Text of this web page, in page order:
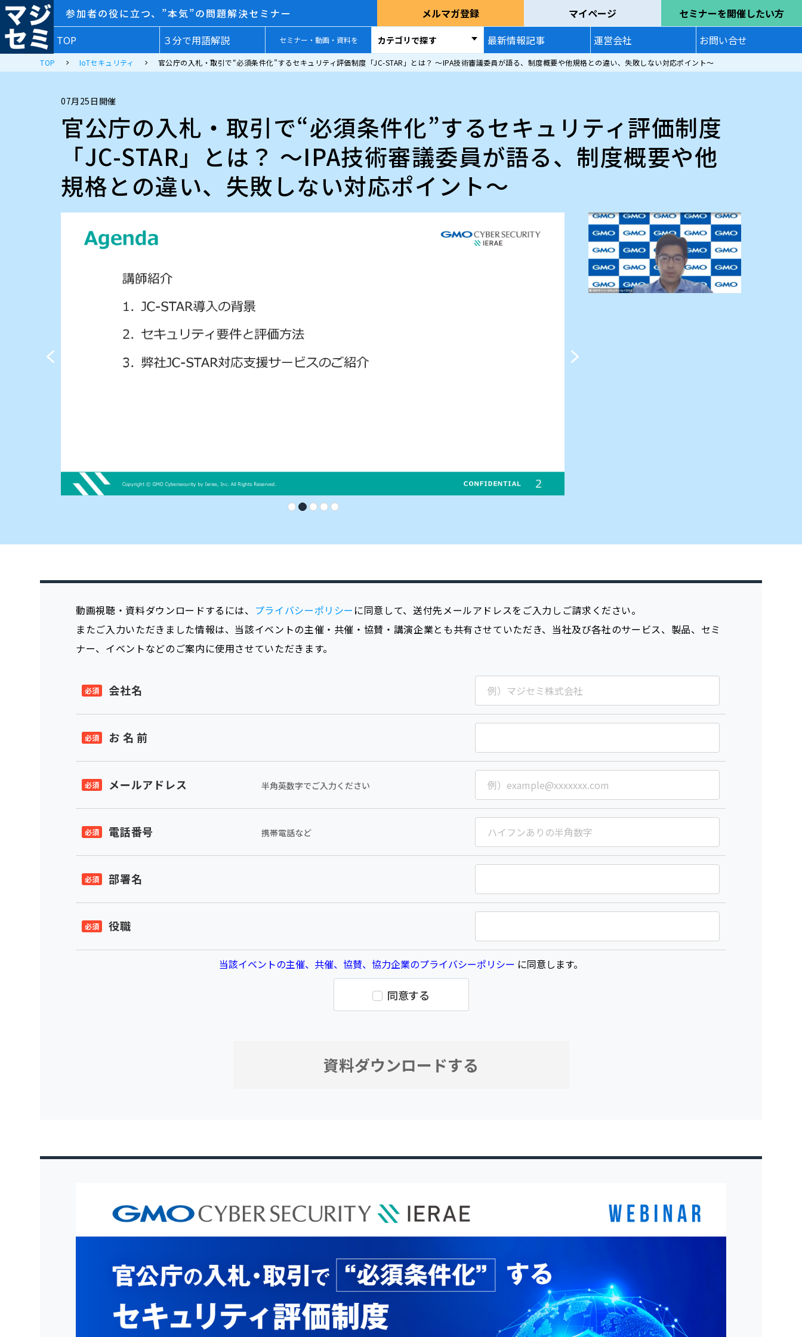
参加者の役に立つ、”本気”の問題解決セミナー メルマガ登録 マイページ
セミナーを開催したい方
TOP
３分で用語解説 セミナー・動画・資料を カテゴリで探す 最新情報記事 運営会社 お問い合せ
TOP IoTセキュリティ 官公庁の入札・取引で“必須条件化”するセキュリティ評価制度「JC-STAR」とは？ ～IPA技術審議委員が語る、制度概要や他規格との違い、失敗しない対応ポイント～
07月25日開催
官公庁の入札・取引で“必須条件化”するセキュリティ評価制度
「JC-STAR」とは？ ～IPA技術審議委員が語る、制度概要や他
規格との違い、失敗しない対応ポイント～
動画視聴・資料ダウンロードするには、 プライバシーポリシー に同意して、送付先メールアドレスをご入力しご請求ください。
またご入力いただきました情報は、当該イベントの主催・共催・協賛・講演企業とも共有させていただき、当社及び各社のサービス、製品、セミ
ナー、イベントなどのご案内に使用させていただきます。
会社名
お 名 前
メールアドレス 半角英数字でご入力ください
電話番号 携帯電話など
部署名
役職
当該イベントの主催、共催、協賛、協力企業のプライバシーポリシー に同意します。
同意する